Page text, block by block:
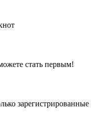
стать первым!
зарегистрированные